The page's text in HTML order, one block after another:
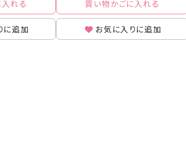
れる
に追加
買い物かごに入れる
お気に入りに追加